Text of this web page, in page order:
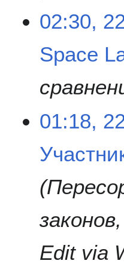
02:30,
Space
01:18,
Edit via